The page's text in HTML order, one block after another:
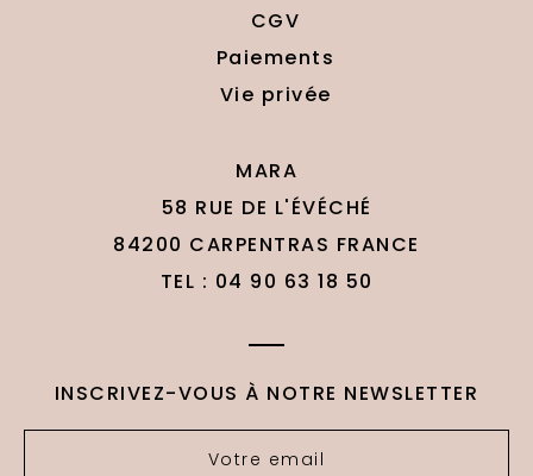
CGV
Paiements
Vie privée
MARA
58 RUE DE L'ÉVÉCHÉ
84200 CARPENTRAS FRANCE
TEL : 04 90 63 18 50
INSCRIVEZ-VOUS À NOTRE NEWSLETTER